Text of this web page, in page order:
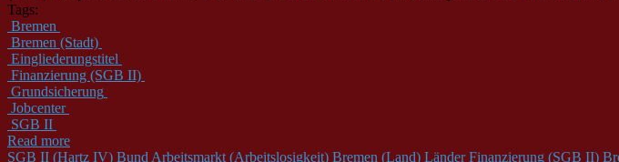
Tags:
Bremen
Bremen (Stadt)
Eingliederungstitel
Finanzierung (SGB II)
Grundsicherung
Jobcenter
SGB II
Read more
SGB II (Hartz IV) Bund Arbeitsmarkt (Arbeitslosigkeit) Bremen (Land) Länder Finanzierung (SGB II)